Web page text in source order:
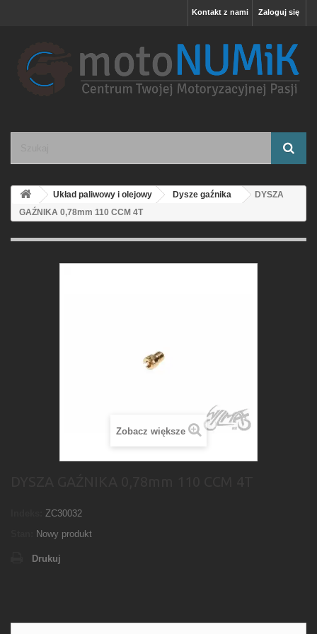
Zaloguj się
Kontakt z nami
Układ paliwowy i olejowy Dysze gaźnika
DYSZA
GAŹNIKA 0,78mm 110 CCM 4T
Zobacz większe
ZC30032
Nowy produkt
Drukuj